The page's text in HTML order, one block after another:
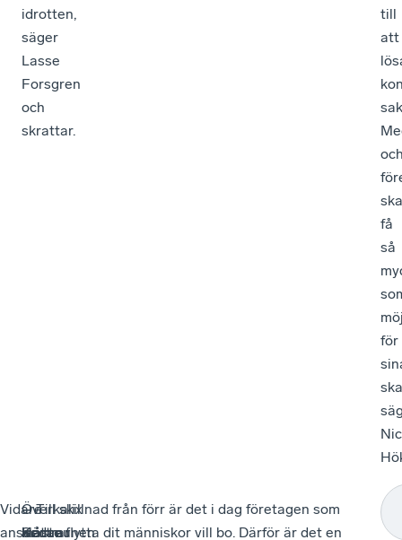
idrotten,
säger
Lasse
Forsgren
och
skrattar.
till
att
ska
få
så
för
Vidare
anser
–
Kommunen
Överkalix
klättrar
–
Sedan
– Till skillnad från förr är det i dag företagen som
måste flytta dit människor vill bo. Därför är det en